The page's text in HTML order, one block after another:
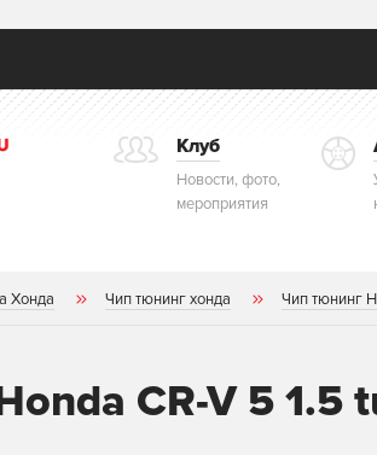
Клуб
Новости, фото,
мероприятия
Хонда Чип тюнинг хонда Чип тюнинг
CR-V 5 1.5